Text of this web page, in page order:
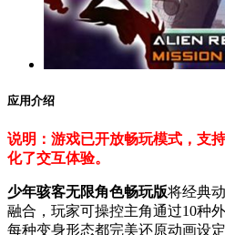
应用介绍
说明：游戏已开放畅玩模式，支
化了交互体验。
少年骇客无限角色畅玩版将经典
融合，玩家可操控主角通过10种
每种变身形态都完美还原动画设